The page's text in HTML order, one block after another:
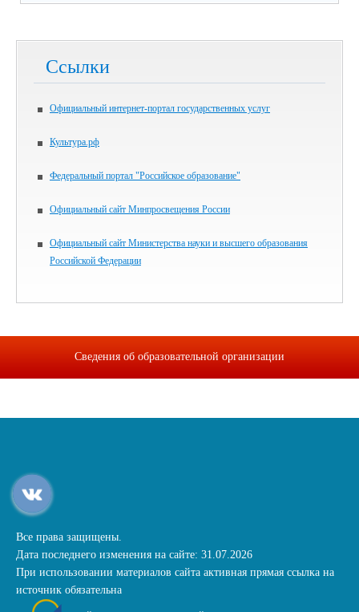
Ссылки
Официальный интернет-портал государственных услуг
Культура.рф
Федеральный портал "Российское образование"
Официальный сайт Минпросвещения России
Официальный сайт Министерства науки и высшего образования
Российской Федерации
Сведения об образовательной организации
Все права защищены.
Дата последнего изменения на сайте: 31.07.2026
При использовании материалов сайта активная прямая ссылка на
источник обязательна